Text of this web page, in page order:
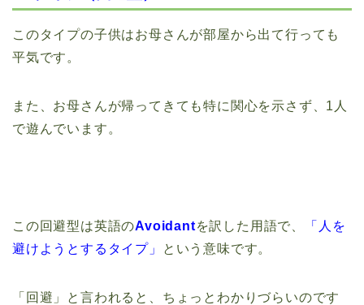
このタイプの子供はお母さんが部屋から出て行っても
平気です。
また、お母さんが帰ってきても特に関心を示さず、1人
で遊んでいます。
この回避型は英語のAvoidantを訳した用語で、
「人を
避けようとするタイプ」
という意味です。
「回避」と言われると、ちょっとわかりづらいのです